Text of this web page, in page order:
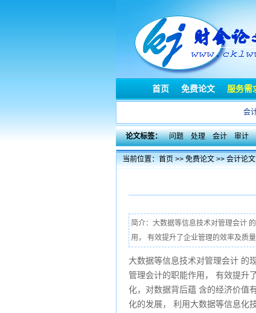
首页 免费论文 服务需
会
论文标签： 问题 处理 会计 审计
当前位置：首页>>免费论文>>会计论文
简介：大数据等信息技术对管理会计
用， 有效提升了企业管理的效率及质
大数据等信息技术对管理会计 的
管理会计的职能作用， 有效提升
化，对数据背后蕴 含的经济价值
化的发展， 利用大数据等信息化